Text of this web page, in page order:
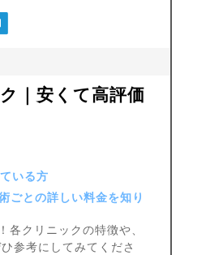
｜安くて高評価
いる方
ごとの詳しい料金を知り
クリニックの特徴や、
参考にしてみてくださ